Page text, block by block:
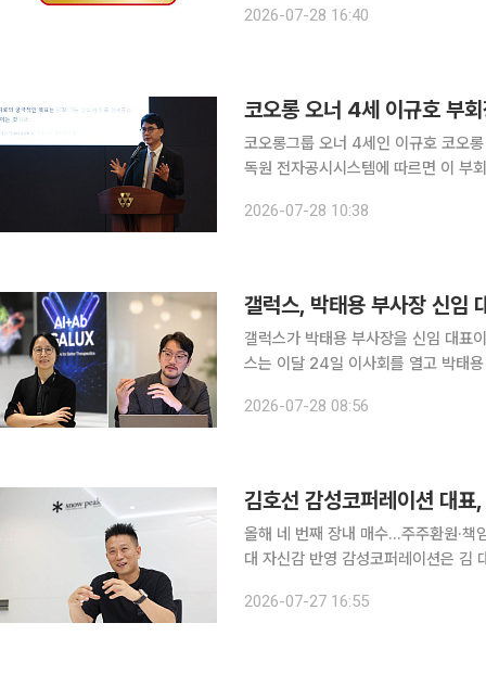
2026-07-28 16:40
코오롱 오너 4세 이규호 부
코오롱그룹 오너 4세인 이규호 코오롱 부
독원 전자공시시스템에 따르면 이 부
2026-07-28 10:38
갤럭스가 박태용 부사장을 신임 대표이
스는 이달 24일 이사회를 열고 박태
개(IPO)를 체계적으로 준비하기 위한
2026-07-28 08:56
김호선 감성코퍼레이션 대
올해 네 번째 장내 매수…주주환원·책
대 자신감 반영 감성코퍼레이션은 김 대표가 장내 매수를 통해 자사주 15만8000주를 약 6억원 규
1월 약 13억원(25만주), 5월 약 2억
2026-07-27 16:55